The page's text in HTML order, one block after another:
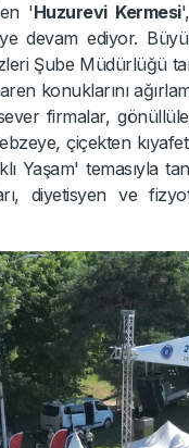
'Huzurevi Kermesi',
devam ediyor.
Şube Müdürlüğü
konuklarını
firmalar,
çiçekten
Yaşam' temasıyla
diyetisyen ve